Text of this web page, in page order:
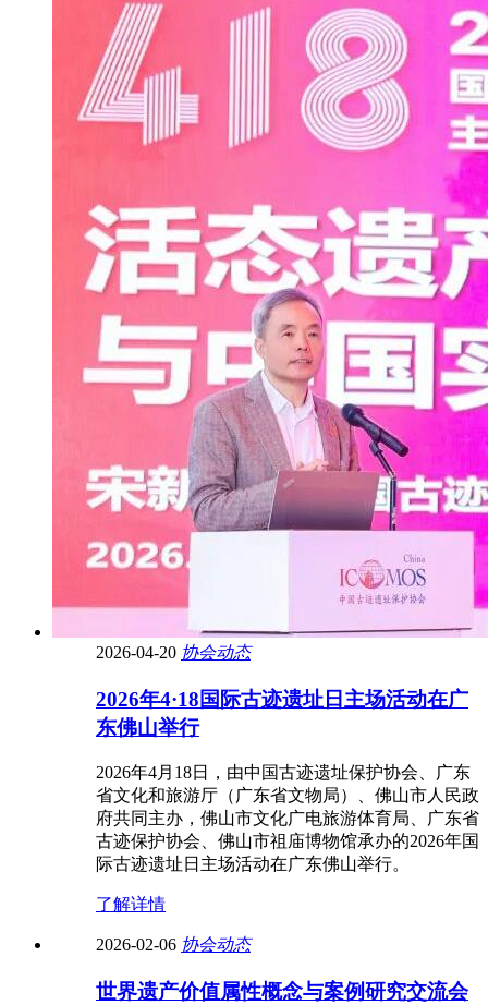
2026-04-20 协会动态
2026年4·18国际古迹遗址日主场活动在广
东佛山举行
2026年4月18日，由中国古迹遗址保护协会、广东
省文化和旅游厅（广东省文物局）、佛山市人民政
府共同主办，佛山市文化广电旅游体育局、广东省
古迹保护协会、佛山市祖庙博物馆承办的2026年国
际古迹遗址日主场活动在广东佛山举行。
了解详情
2026-02-06 协会动态
世界遗产价值属性概念与案例研究交流会